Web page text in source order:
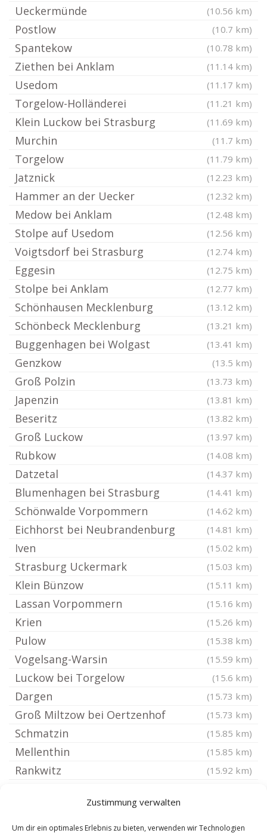
Zustimmung verwalten
Um dir ein optimales Erlebnis zu bieten, verwenden wir Technologien
Ueckermünde (10.56 km)
Postlow (10.7 km)
Spantekow (10.78 km)
Ziethen bei Anklam (11.14 km)
Usedom (11.17 km)
Torgelow-Holländerei (11.21 km)
Klein Luckow bei Strasburg (11.69 km)
Murchin (11.7 km)
Torgelow (11.79 km)
Jatznick (12.23 km)
Hammer an der Uecker (12.32 km)
Medow bei Anklam (12.48 km)
Stolpe auf Usedom (12.56 km)
Voigtsdorf bei Strasburg (12.74 km)
Eggesin (12.75 km)
Stolpe bei Anklam (12.77 km)
Schönhausen Mecklenburg (13.12 km)
Schönbeck Mecklenburg (13.21 km)
Buggenhagen bei Wolgast (13.41 km)
Genzkow (13.5 km)
Groß Polzin (13.73 km)
Japenzin (13.81 km)
Beseritz (13.82 km)
Groß Luckow (13.97 km)
Rubkow (14.08 km)
Datzetal (14.37 km)
Blumenhagen bei Strasburg (14.41 km)
Schönwalde Vorpommern (14.62 km)
Eichhorst bei Neubrandenburg (14.81 km)
Iven (15.02 km)
Strasburg Uckermark (15.03 km)
Klein Bünzow (15.11 km)
Lassan Vorpommern (15.16 km)
Krien (15.26 km)
Pulow (15.38 km)
Vogelsang-Warsin (15.59 km)
Luckow bei Torgelow (15.6 km)
Dargen (15.73 km)
Groß Miltzow bei Oertzenhof (15.73 km)
Schmatzin (15.85 km)
Mellenthin (15.85 km)
Rankwitz (15.92 km)
Liepen bei Anklam
Viereck (16.73 km)